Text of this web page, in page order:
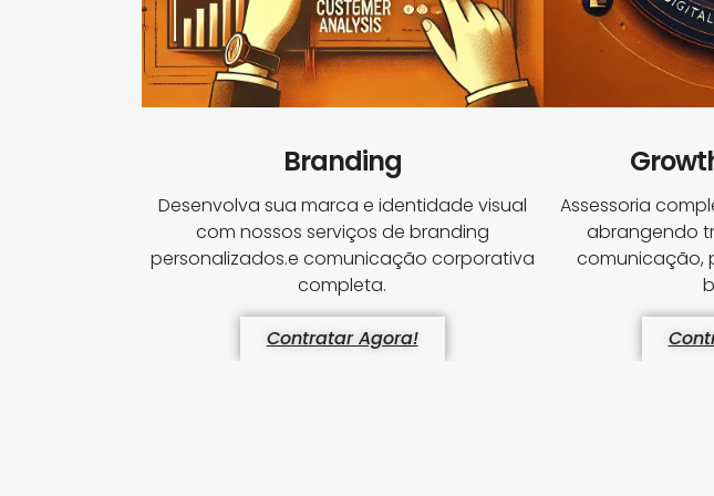
Branding
Desenvolva sua marca e identidade visual
com nossos serviços de branding
personalizados.e comunicação corporativa
completa.
Contratar Agora!
Assessoria
abrangendo
comunicação,